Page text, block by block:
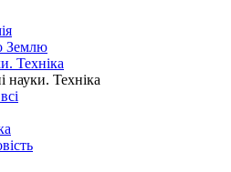
Землю
Техніка
науки. Техніка